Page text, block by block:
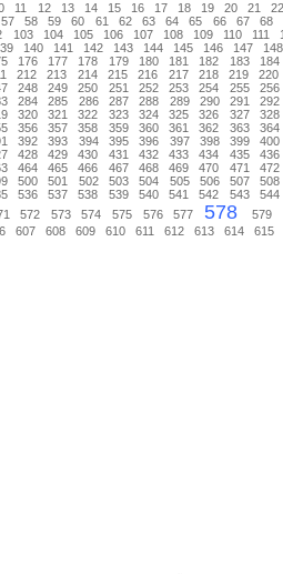
11 12 13 14 15 16 17 18 19 20 21
22
57 58 59 60 61 62 63 64 65 66 67
68
103 104 105 106 107 108 109 110 111
140 141 142 143 144 145 146 147
148
176 177 178 179 180 181 182 183
184
212 213 214 215 216 217 218 219
220
248 249 250 251 252 253 254 255
256
284 285 286 287 288 289 290 291
292
320 321 322 323 324 325 326 327
328
356 357 358 359 360 361 362 363
364
392 393 394 395 396 397 398 399
400
428 429 430 431 432 433 434 435
436
464 465 466 467 468 469 470 471
472
500 501 502 503 504 505 506 507
508
536 537 538 539 540 541 542 543
544
572 573 574 575 576 577 578 579
607 608 609 610 611 612 613 614 615